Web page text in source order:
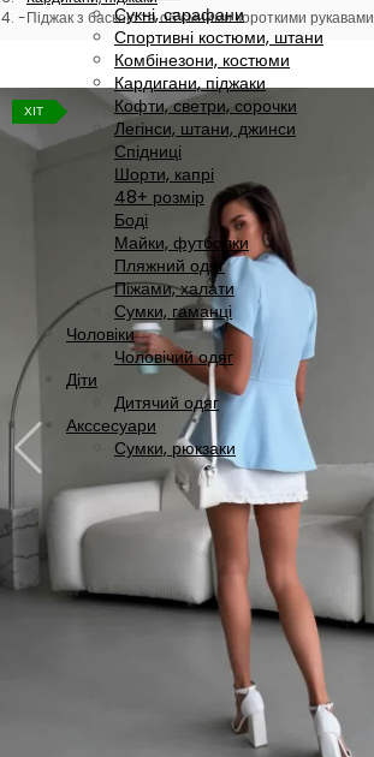
Сукні, сарафани
Спортивні костюми, штани
Комбінезони, костюми
Кардигани, піджаки
Кофти, светри, сорочки
Легінси, штани, джинси
Спідниці
Шорти, капрі
48+ розмір
Боді
Майки, футболки
Пляжний одяг
Піжами, халати
Сумки, гаманці
Чоловіки
Чоловічий одяг
Діти
Дитячий одяг
Акссесуари
Сумки, рюкзаки
Піджак з баскою та об’ємними короткими рукавами
ХІТ